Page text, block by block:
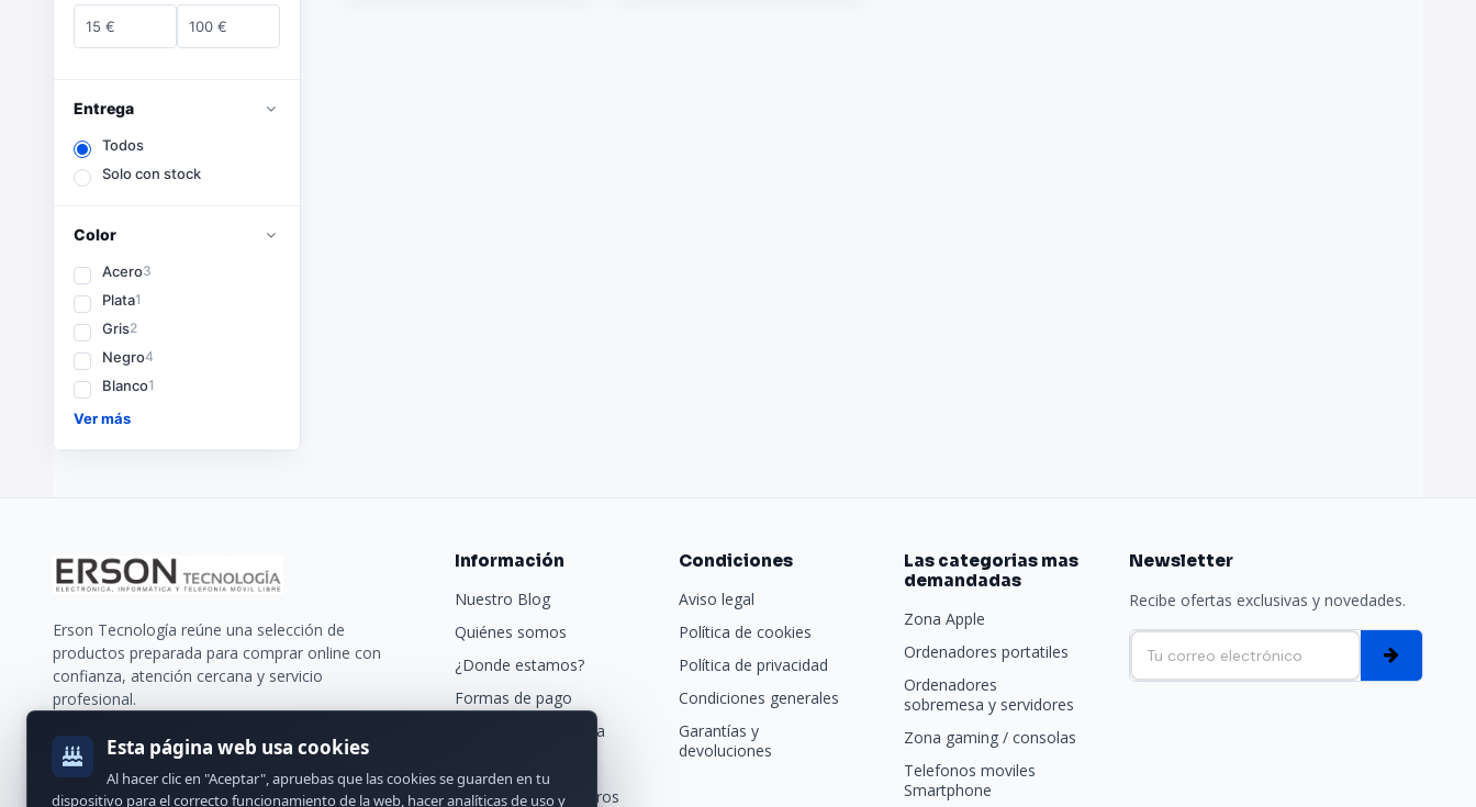
15 € 100 €
Entrega
Todos
Solo con stock
Color
Acero3
Plata1
Gris2
Negro4
Blanco1
Ver más
Erson Tecnología reúne una selección de
productos preparada para comprar online con
confianza, atención cercana y servicio
profesional.
Información
Nuestro Blog
Quiénes somos
¿Donde estamos?
Formas de pago
Transporte y entrega
Contacta con nosotros
Condiciones
Aviso legal
Política de cookies
Política de privacidad
Condiciones generales
Garantías y
devoluciones
Las categorias mas
demandadas
Zona Apple
Ordenadores portatiles
Ordenadores
sobremesa y servidores
Zona gaming / consolas
Telefonos moviles
Smartphone
Newsletter
Recibe ofertas exclusivas y novedades.
Esta página web usa cookies
Al hacer clic en "Aceptar", apruebas que las cookies se guarden en tu
dispositivo para el correcto funcionamiento de la web, hacer analíticas de uso y